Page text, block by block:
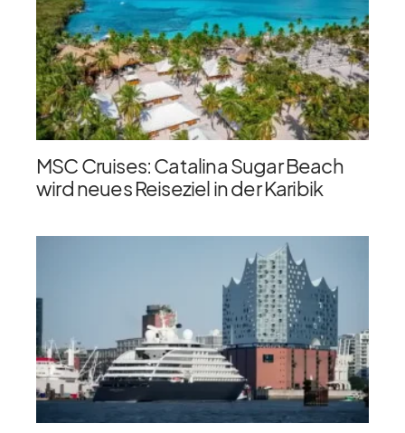
MSC Cruises: Catalina Sugar Beach
wird neues Reiseziel in der Karibik